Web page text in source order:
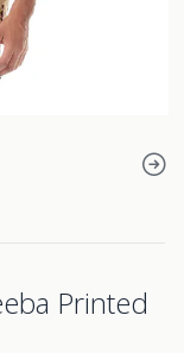
Printed